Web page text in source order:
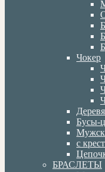
Чокер
Бусы-
с
БРАСЛЕТЫ